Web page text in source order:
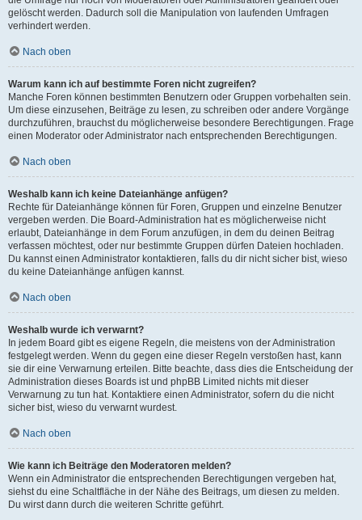
gelöscht werden. Dadurch soll die Manipulation von laufenden Umfragen
verhindert werden.
Nach oben
Warum kann ich auf bestimmte Foren nicht zugreifen?
Manche Foren können bestimmten Benutzern oder Gruppen vorbehalten sein.
Um diese einzusehen, Beiträge zu lesen, zu schreiben oder andere Vorgänge
durchzuführen, brauchst du möglicherweise besondere Berechtigungen. Frage
einen Moderator oder Administrator nach entsprechenden Berechtigungen.
Nach oben
Weshalb kann ich keine Dateianhänge anfügen?
Rechte für Dateianhänge können für Foren, Gruppen und einzelne Benutzer
vergeben werden. Die Board-Administration hat es möglicherweise nicht
erlaubt, Dateianhänge in dem Forum anzufügen, in dem du deinen Beitrag
verfassen möchtest, oder nur bestimmte Gruppen dürfen Dateien hochladen.
Du kannst einen Administrator kontaktieren, falls du dir nicht sicher bist, wieso
du keine Dateianhänge anfügen kannst.
Nach oben
Weshalb wurde ich verwarnt?
In jedem Board gibt es eigene Regeln, die meistens von der Administration
festgelegt werden. Wenn du gegen eine dieser Regeln verstoßen hast, kann
sie dir eine Verwarnung erteilen. Bitte beachte, dass dies die Entscheidung der
Administration dieses Boards ist und phpBB Limited nichts mit dieser
Verwarnung zu tun hat. Kontaktiere einen Administrator, sofern du die nicht
sicher bist, wieso du verwarnt wurdest.
Nach oben
Wie kann ich Beiträge den Moderatoren melden?
Wenn ein Administrator die entsprechenden Berechtigungen vergeben hat,
siehst du eine Schaltfläche in der Nähe des Beitrags, um diesen zu melden.
Du wirst dann durch die weiteren Schritte geführt.